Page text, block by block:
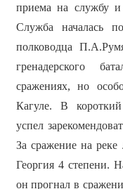
приема на службу
Служба началась
полководца
гренадерского
сражениях, но
Кагуле. В
успел
За сражение на реке
Георгия 4 степени.
он прогнал в